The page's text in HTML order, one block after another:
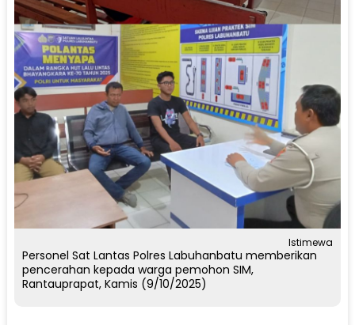
Istimewa
Personel Sat Lantas Polres Labuhanbatu memberikan
pencerahan kepada warga pemohon SIM,
Rantauprapat, Kamis (9/10/2025)